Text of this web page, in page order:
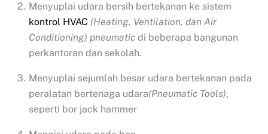
Menyuplai udara bersih bertekanan ke sistem
kontrol HVAC (Heating, Ventilation, dan Air
Conditioning) pneumatic di beberapa bangunan
perkantoran dan sekolah.
Menyuplai sejumlah besar udara bertekanan pada
peralatan bertenaga udara(Pneumatic Tools),
seperti bor jack hammer